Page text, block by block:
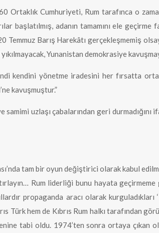
Cumhuriyeti, Rum tarafınca o
başlatılmış, adanın tamamını ele
Barış Harekâtı gerçekleşmemiş
Yunanistan demokrasiye
kendini yönetme iradesini her fırsatta
kavuşmuştur.”
uzlaşı çabalarından geri
tam bir oyun değiştirici olarak kabul
Rum liderliği bunu hayata
propaganda aracı olarak kurguladıkları
Türk hem de Kıbrıs Rum halkı tarafından
tabi oldu. 1974’ten sonra ortaya çıkan